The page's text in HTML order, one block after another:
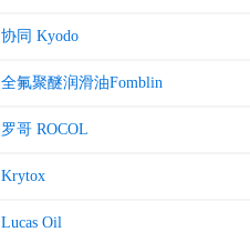
协同 Kyodo
全氟聚醚润滑油Fomblin
罗哥 ROCOL
Krytox
Lucas Oil